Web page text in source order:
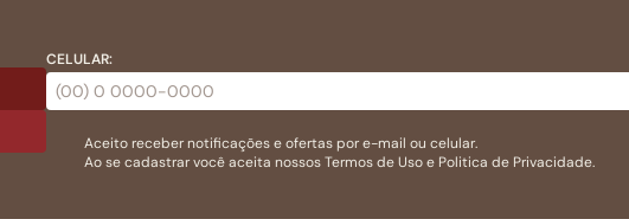
CELULAR:
Aceito receber notificações e ofertas por e-mail ou celular.
Ao se cadastrar você aceita nossosTermos de Usoe Politica de Privacidade.